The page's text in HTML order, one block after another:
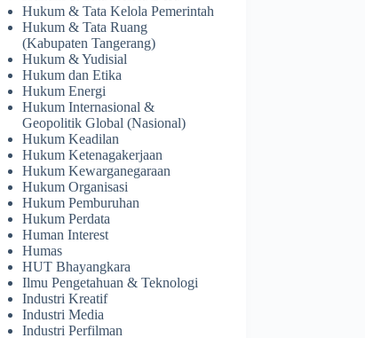
Hukum & Tata Kelola Pemerintah
Hukum & Tata Ruang
(Kabupaten Tangerang)
Hukum & Yudisial
Hukum dan Etika
Hukum Energi
Hukum Internasional &
Geopolitik Global (Nasional)
Hukum Keadilan
Hukum Ketenagakerjaan
Hukum Kewarganegaraan
Hukum Organisasi
Hukum Pemburuhan
Hukum Perdata
Human Interest
Humas
HUT Bhayangkara
Ilmu Pengetahuan & Teknologi
Industri Kreatif
Industri Media
Industri Perfilman